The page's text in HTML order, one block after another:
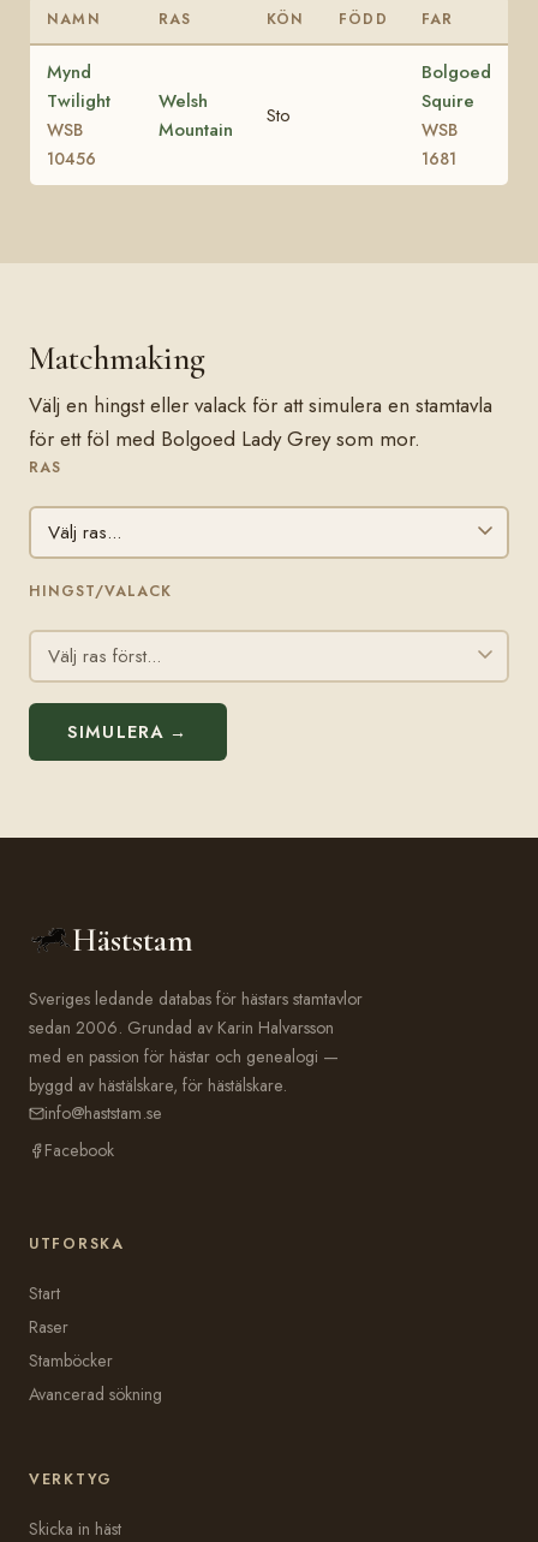
NAMN RAS KÖN FÖDD FAR
Mynd
Twilight
WSB
10456
Welsh
Mountain
Sto
Bolgoed
Squire
WSB
1681
Matchmaking
Välj en hingst eller valack för att simulera en stamtavla
för ett föl med Bolgoed Lady Grey som mor.
RAS
HINGST/VALACK
SIMULERA →
Häststam
Sveriges ledande databas för hästars stamtavlor
sedan 2006. Grundad av Karin Halvarsson
med en passion för hästar och genealogi —
byggd av hästälskare, för hästälskare.
info@haststam.se
Facebook
UTFORSKA
Start
Raser
Stamböcker
Avancerad sökning
VERKTYG
Skicka in häst